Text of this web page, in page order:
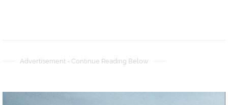
Advertisement - Continue Reading Below